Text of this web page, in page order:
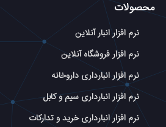
محصولات
نرم افزار انبار آنلاین
نرم افزار فروشگاه آنلاین
نرم افزار انبارداری داروخانه
نرم افزار انبارداری سیم و کابل
نرم افزار انبارداری خرید و تدارکات